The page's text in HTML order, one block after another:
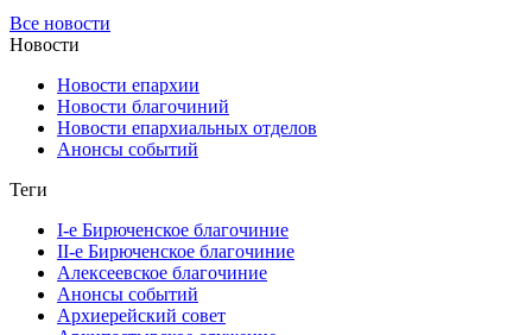
Все новости
Новости
Новости епархии
Новости благочиний
Новости епархиальных отделов
Анонсы событий
Теги
I-е Бирюченское благочиние
II-е Бирюченское благочиние
Алексеевское благочиние
Анонсы событий
Архиерейский совет